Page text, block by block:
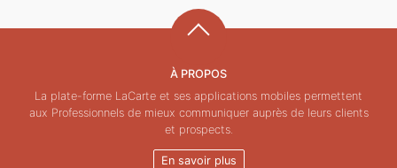
À PROPOS
La plate-forme LaCarte et ses applications mobiles permettent
aux Professionnels de mieux communiquer auprès de leurs clients
et prospects.
En savoir plus